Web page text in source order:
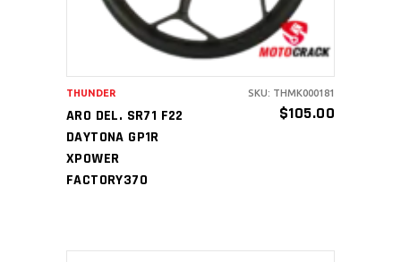
ARO DEL. SR71 F22
DAYTONA GP1R
XPOWER
FACTORY370
$105.00
THUNDER SKU: THMK000181